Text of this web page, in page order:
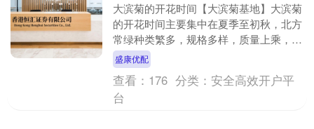
大滨菊的开花时间【大滨菊基地】大滨菊
的开花时间主要集中在夏季至初秋，北方
常绿种类繁多，规格多样，质量上乘，是
您购花、赏花的理想选择。地图导航北京
北方常绿苗圃既达....
盛康优配
查看： 176 分类：安全高效开户平
台